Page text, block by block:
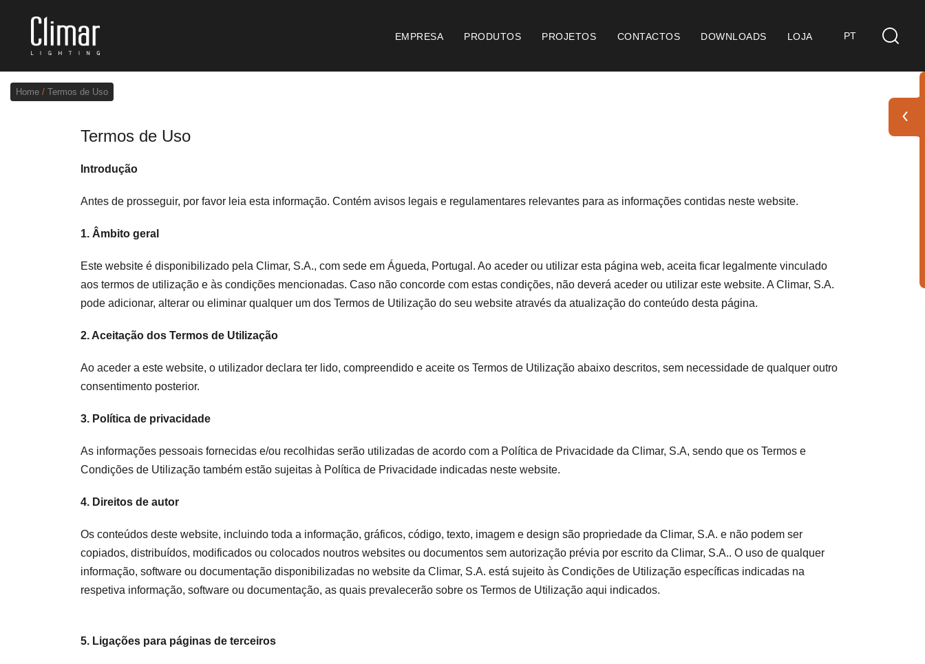
EMPRESA PRODUTOS PROJETOS CONTACTOS DOWNLOADS LOJA PT
Geral [PT/ES] Logo Pack
Home / Termos de Uso
Termos de Uso
Introdução
Antes de prosseguir, por favor leia esta informação. Contém avisos legais e regulamentares relevantes para as informações contidas neste website.
1. Âmbito geral
Este website é disponibilizado pela Climar, S.A., com sede em Águeda, Portugal. Ao aceder ou utilizar esta página web, aceita ficar legalmente vinculado
aos termos de utilização e às condições mencionadas. Caso não concorde com estas condições, não deverá aceder ou utilizar este website. A Climar, S.A.
pode adicionar, alterar ou eliminar qualquer um dos Termos de Utilização do seu website através da atualização do conteúdo desta página.
2. Aceitação dos Termos de Utilização
Ao aceder a este website, o utilizador declara ter lido, compreendido e aceite os Termos de Utilização abaixo descritos, sem necessidade de qualquer outro
consentimento posterior.
3. Política de privacidade
As informações pessoais fornecidas e/ou recolhidas serão utilizadas de acordo com a Política de Privacidade da Climar, S.A, sendo que os Termos e
Condições de Utilização também estão sujeitas à Política de Privacidade indicadas neste website.
4. Direitos de autor
Os conteúdos deste website, incluindo toda a informação, gráficos, código, texto, imagem e design são propriedade da Climar, S.A. e não podem ser
copiados, distribuídos, modificados ou colocados noutros websites ou documentos sem autorização prévia por escrito da Climar, S.A.. O uso de qualquer
informação, software ou documentação disponibilizadas no website da Climar, S.A. está sujeito às Condições de Utilização específicas indicadas na
respetiva informação, software ou documentação, as quais prevalecerão sobre os Termos de Utilização aqui indicados.
5. Ligações para páginas de terceiros